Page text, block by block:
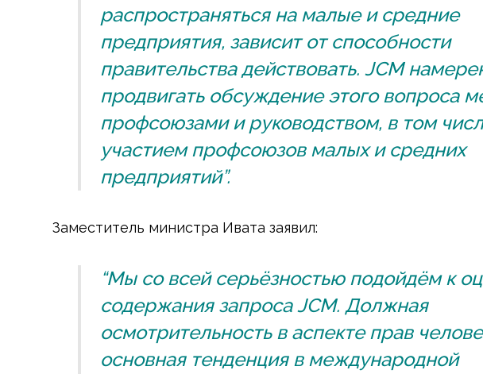
распространяться на малые и средние
предприятия, зависит от способности
правительства действовать. JCM
продвигать обсуждение этого вопроса
профсоюзами и руководством, в том
участием профсоюзов малых и средних
предприятий”.
Заместитель министра Ивата заявил:
“Мы со всей серьёзностью подойдём к
содержания запроса JCM. Должная
осмотрительность в аспекте прав
основная тенденция в международной